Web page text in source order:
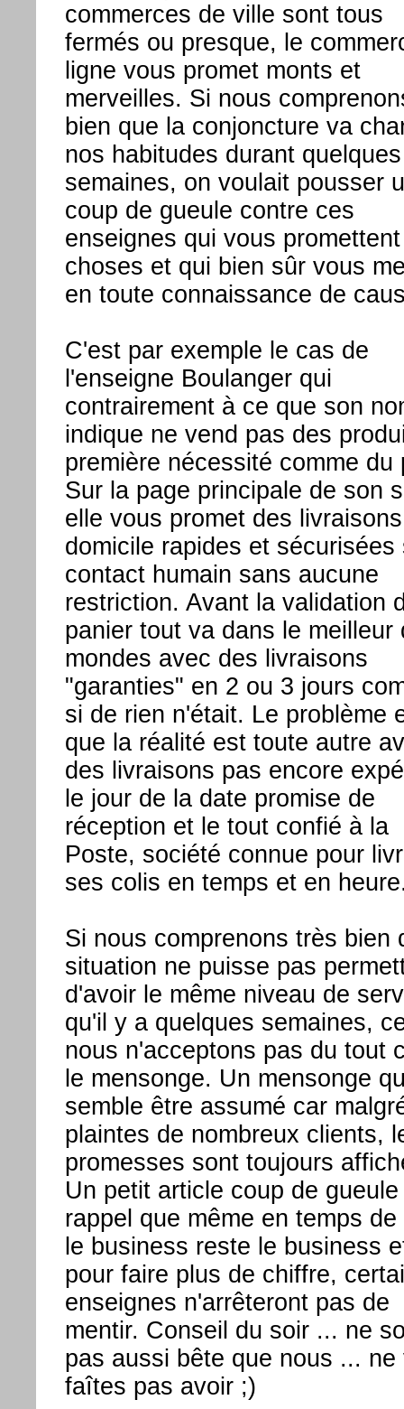
commerces de ville sont tous
fermés ou presque, le
ligne vous promet monts et
merveilles. Si nous
bien que la conjoncture va
nos habitudes durant quelques
semaines, on voulait pousser
coup de gueule contre ces
enseignes qui vous
choses et qui bien sûr vous
en toute connaissance de
C'est par exemple le cas de
l'enseigne Boulanger qui
contrairement à ce que son
indique ne vend pas des
première nécessité comme du
Sur la page principale de son
elle vous promet des
domicile rapides et sécurisées
contact humain sans aucune
restriction. Avant la validation
panier tout va dans le meilleur
mondes avec des livraisons
"garanties" en 2 ou 3 jours
si de rien n'était. Le problème
que la réalité est toute autre
des livraisons pas encore
le jour de la date promise de
réception et le tout confié à la
Poste, société connue pour
ses colis en temps et en
Si nous comprenons très bien
situation ne puisse pas
d'avoir le même niveau de
qu'il y a quelques semaines,
nous n'acceptons pas du tout
le mensonge. Un mensonge
semble être assumé car
plaintes de nombreux clients,
promesses sont toujours
Un petit article coup de
rappel que même en temps de
le business reste le business
pour faire plus de chiffre,
enseignes n'arrêteront pas de
mentir. Conseil du soir ... ne
pas aussi bête que nous ... ne
faîtes pas avoir ;)